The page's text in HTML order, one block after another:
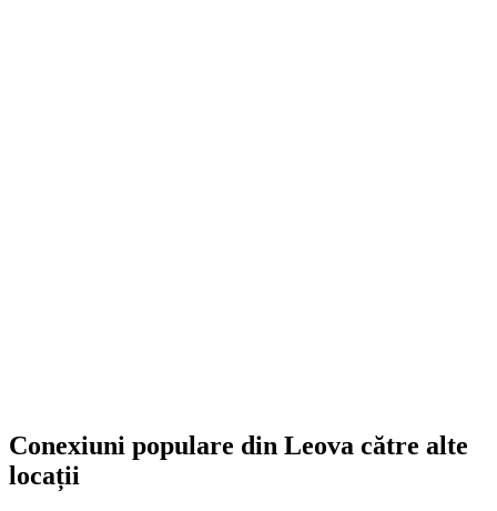
Conexiuni populare din Leova către alte
locații